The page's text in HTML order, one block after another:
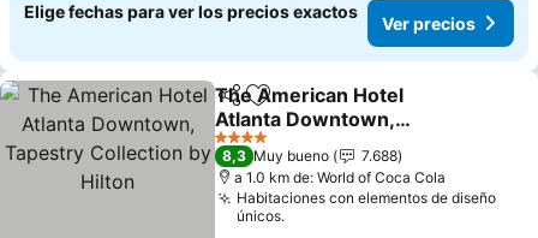
Elige fechas para ver los precios exactos
Ver precios
Compartir
Agregar a favoritos
The American Hotel
Atlanta Downtown,
Tapestry Collection by
Hilton
4 Estrellas
8,3 Muy bueno
7.688
a 1.0 km de: World of Coca Cola
Habitaciones con elementos de diseño
únicos.